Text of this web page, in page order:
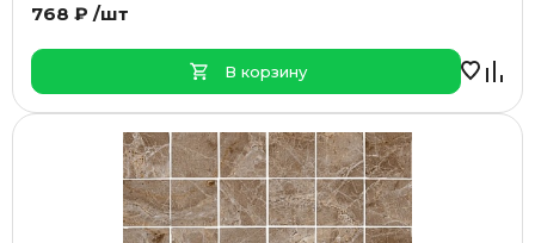
768 ₽ /шт
В корзину